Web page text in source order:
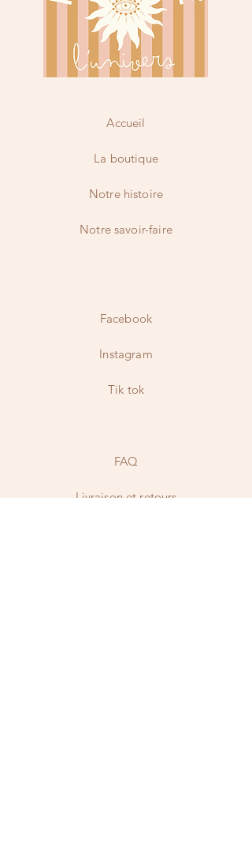
Accueil
La boutique
Notre histoire
Notre savoir-faire
Facebook
Instagram
Tik tok
FAQ
Livraison et retours